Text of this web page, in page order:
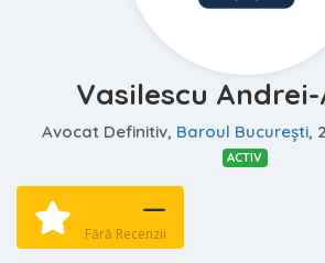
Vasilescu
Avocat Definitiv, Baroul Bucureşti,
ACTIV
—
Fără Recenzii